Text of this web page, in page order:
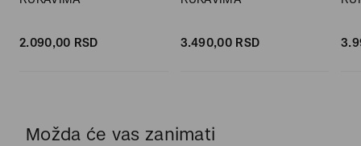
2.090,00 RSD 3.490,00 RSD
Možda će vas zanimati